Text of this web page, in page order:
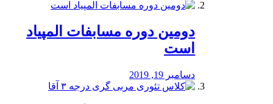
دومین دوره مسابفات المپیاد
است
دسامبر 19, 2019